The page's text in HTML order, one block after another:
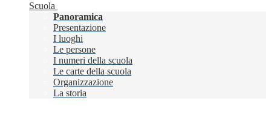
Scuola
Panoramica
Presentazione
I luoghi
Le persone
I numeri della scuola
Le carte della scuola
Organizzazione
La storia